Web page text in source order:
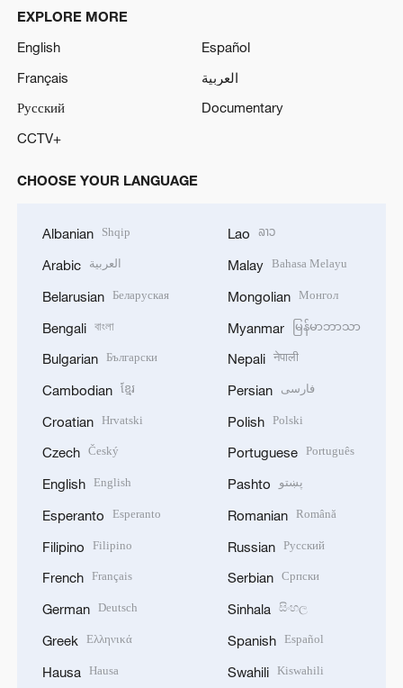
EXPLORE MORE
English
Español
Français
العربية
Русский
Documentary
CCTV+
CHOOSE YOUR LANGUAGE
Albanian Shqip
Arabic العربية
Belarusian Беларуская
Bengali বাংলা
Bulgarian Български
Cambodian ខ្មែរ
Croatian Hrvatski
Czech Český
English English
Esperanto Esperanto
Filipino Filipino
French Français
German Deutsch
Greek Ελληνικά
Hausa Hausa
Lao ລາວ
Malay Bahasa Melayu
Mongolian Монгол
Myanmar မြန်မာဘာသာ
Nepali नेपाली
Persian فارسی
Polish Polski
Portuguese Português
Pashto پښتو
Romanian Română
Russian Русский
Serbian Српски
Sinhala සිංහල
Spanish Español
Swahili Kiswahili